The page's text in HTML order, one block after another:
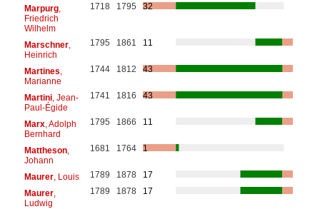
Marpurg,
Friedrich
Wilhelm
1718 1795 32
Marschner,
Heinrich
1795 1861 11
Martines
Marianne
1744 1812 43
Martini, Jean-
Paul-Égide
1741 1816 43
Marx, Adolph
Bernhard
1795 1866 11
Mattheson,
Johann
1681 1764 1
Maurer, Louis 1789 1878
17
Maurer,
Ludwig
1789 1878 17